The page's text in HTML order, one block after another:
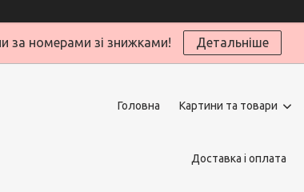
за номерами зі знижками! Детальніше
Головна Картини та товари
Доставка і оплата